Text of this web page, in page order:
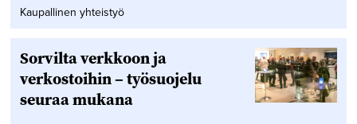
Kaupallinen yhteistyö
Sorvilta verkkoon ja
verkostoihin – työsuojelu
seuraa mukana